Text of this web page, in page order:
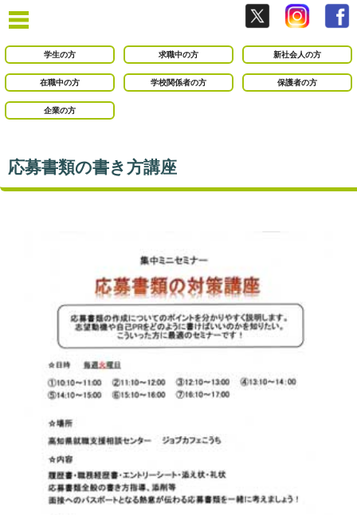
学生の方 求職中の方 新社会人の方
在職中の方 学校関係者の方 保護者の方
企業の方
応募書類の書き方講座